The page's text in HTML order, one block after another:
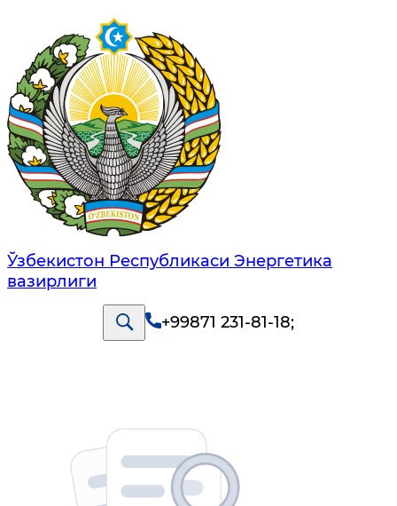
Ўзбекистон Республикаси Энергетика
вазирлиги
+99871 231-81-18;